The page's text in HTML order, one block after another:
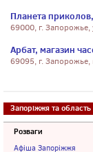
Планета
69000, г.
Арбат, магазин
69095, г.
Запоріжжя та область
Розваги
Афіша Запоріжжя